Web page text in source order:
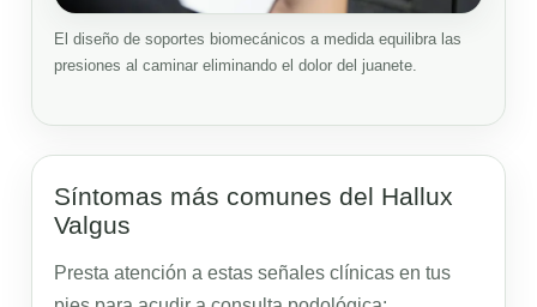
El diseño de soportes biomecánicos a medida equilibra las
presiones al caminar eliminando el dolor del juanete.
Síntomas más comunes del Hallux
Valgus
Presta atención a estas señales clínicas en tus